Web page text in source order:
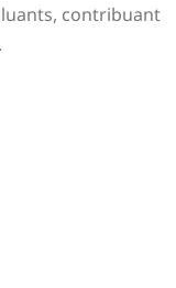
contribuant